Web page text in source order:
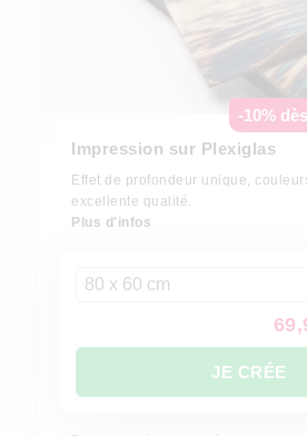
-10%
Impression sur Plexiglas
Effet de profondeur unique,
excellente qualité.
Plus d'infos
80 x 60 cm
JE CRÉE